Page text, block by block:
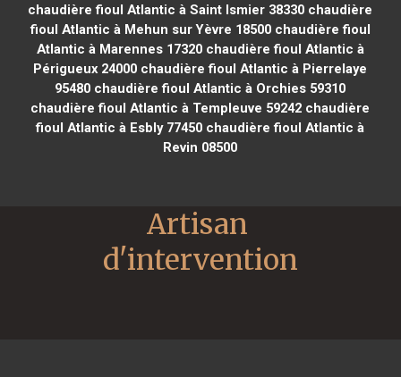
chaudière fioul Atlantic à Saint Ismier 38330 chaudière
fioul Atlantic à Mehun sur Yèvre 18500chaudière fioul
Atlantic à Marennes 17320chaudière fioul Atlantic à
Périgueux 24000 chaudière fioul Atlantic à Pierrelaye
95480 chaudière fioul Atlantic à Orchies 59310
chaudière fioul Atlantic à Templeuve 59242 chaudière
fioul Atlantic à Esbly 77450 chaudière fioul Atlantic à
Revin 08500
Artisan
d'intervention